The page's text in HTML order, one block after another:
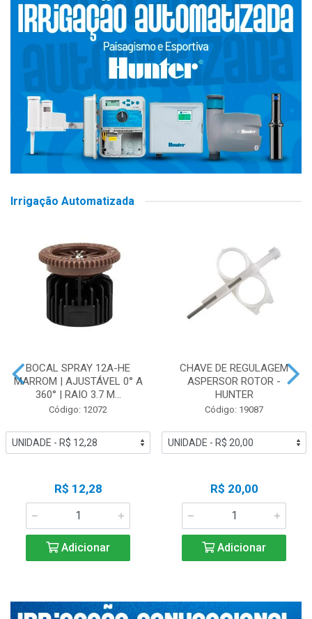
Irrigação Automatizada
BOCAL SPRAY 12A-HE
MARROM | AJUSTÁVEL 0° A
360° | RAIO 3.7 M...
Código: 12072
R$ 12,28
Adicionar
CHAVE DE REGULAGEM
ASPERSOR ROTOR -
HUNTER
Código: 19087
R$ 20,00
Adicionar